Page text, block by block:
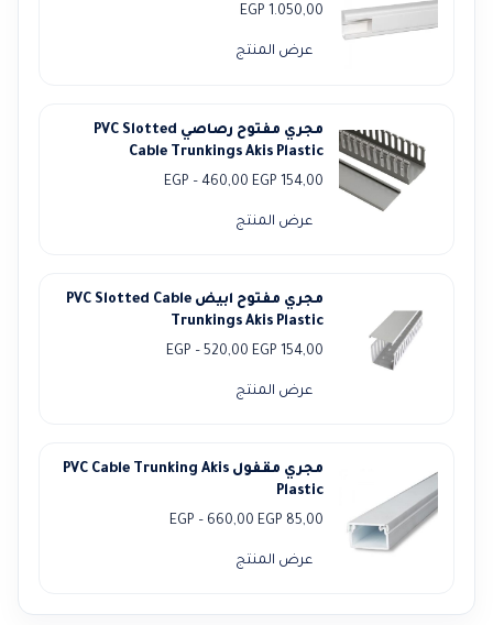
1.050,00
EGP
عرض المنتج
مجري مفتوح رصاصي PVC Slotted
Cable Trunkings Akis Plastic
154,00
EGP – 460,00 EGP
عرض المنتج
مجري مفتوح ابيض PVC Slotted Cable
Trunkings Akis Plastic
154,00
EGP – 520,00 EGP
عرض المنتج
مجري مقفول PVC Cable Trunking Akis
Plastic
85,00
EGP – 660,00 EGP
عرض المنتج